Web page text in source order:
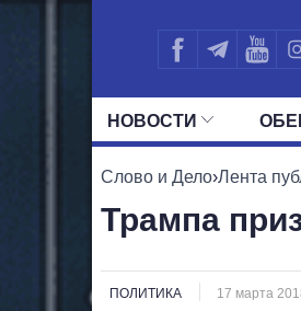
НОВОСТИ
ВСЕ
Слово и Дело›Лента
Трампа
ПОЛИТИКА 17 марта